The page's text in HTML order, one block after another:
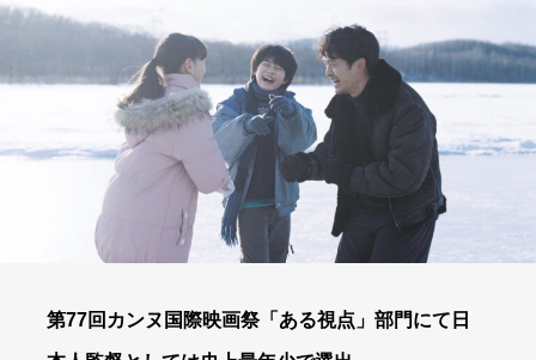
第77回カンヌ国際映画祭「ある視点」部門にて日